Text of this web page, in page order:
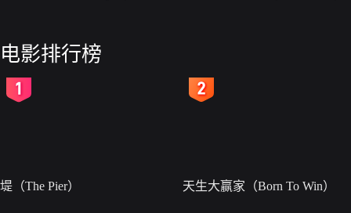
电影排行榜
堤（The Pier） 天生大赢家（Born To Win）